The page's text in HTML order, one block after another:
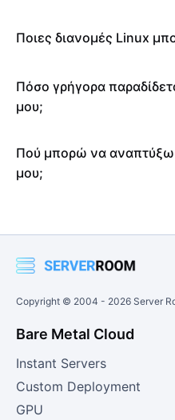
Ποιες διανομές Linux
Πόσο γρήγορα
μου;
Πού μπορώ να αναπτύξω
μου;
Copyright © 2004 - 2026 Server
Bare Metal Cloud
Instant Servers
Custom Deployment
GPU